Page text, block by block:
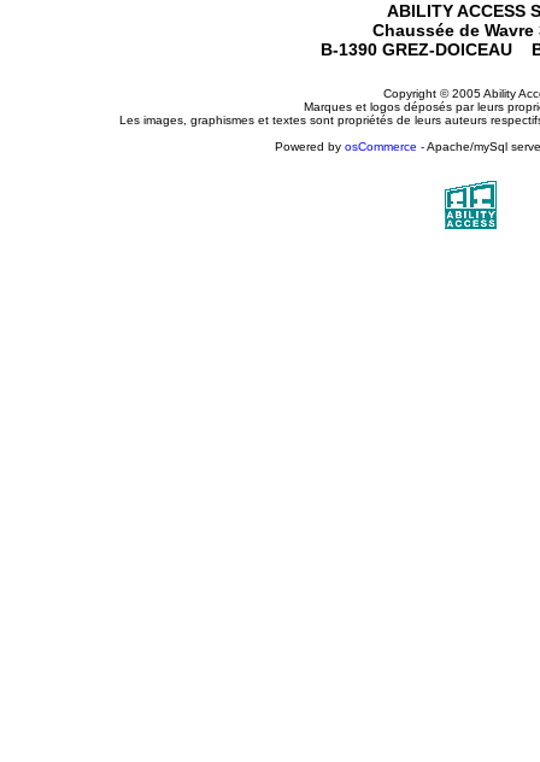
ABILITY ACCESS
Chaussée de Wavre
B-1390 GREZ-DOICEAU
Copyright © 2005 Ability
Marques et logos déposés par leurs
Les images, graphismes et textes sont propriétés de leurs auteurs
Powered by osCommerce -Apache/mySql